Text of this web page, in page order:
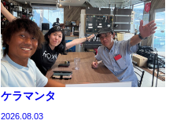
ケラマンタ
2026.08.03